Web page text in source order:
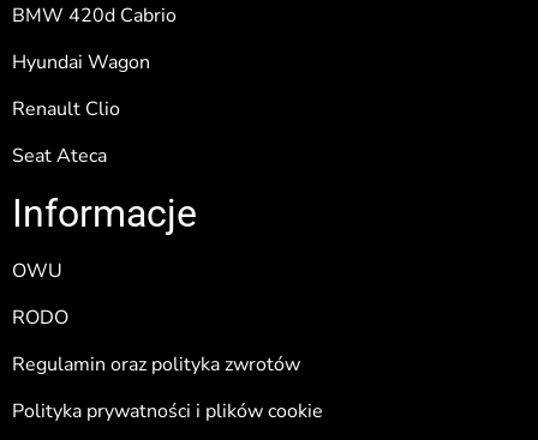
BMW 420d Cabrio
Hyundai Wagon
Renault Clio
Seat Ateca
Informacje
OWU
RODO
Regulamin oraz polityka zwrotów
Polityka prywatności i plików cookie